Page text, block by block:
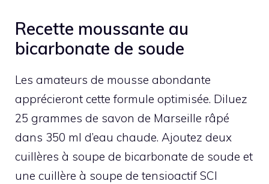
Recette moussante au
bicarbonate de soude
Les amateurs de mousse abondante
apprécieront cette formule optimisée. Diluez
25 grammes de savon de Marseille râpé
dans 350 ml d’eau chaude. Ajoutez deux
cuillères à soupe de bicarbonate de soude et
une cuillère à soupe de tensioactif SCI